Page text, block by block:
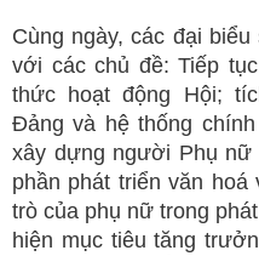
Cùng ngày, các đại
với các chủ đề: Tiếp
thức hoạt động Hội;
Đảng và hệ thống
xây dựng người Phụ
phần phát triển văn
trò của phụ nữ trong
hiện mục tiêu tăng